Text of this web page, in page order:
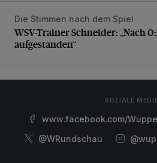
WSV-Trainer Schneider: „Nach
Die Stimmen nach dem Spiel
WSV-Trainer Schneider: „Nach
aufgestanden“
SOZIALE
www.facebook.com/
@WRundschau